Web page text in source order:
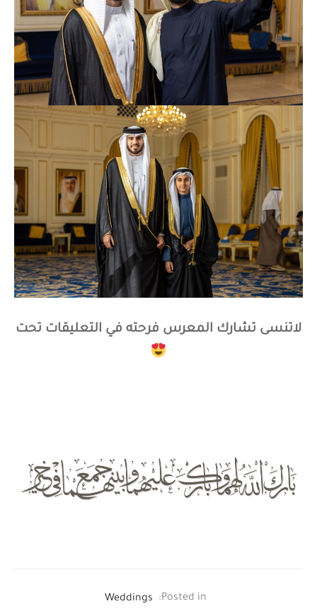
لاتنسى تشارك المعرس فرحته في التعليقات تحت
Posted in:
Weddings